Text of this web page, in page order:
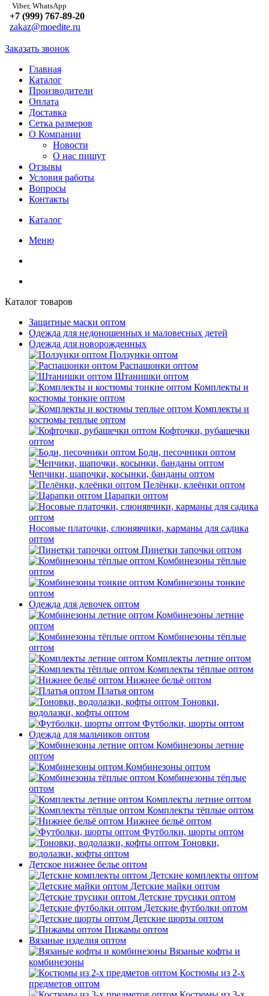
Viber, WhatsApp
+7 (999) 767-89-20
zakaz@moedite.ru
Заказать звонок
Главная
Каталог
Производители
Оплата
Доставка
Сетка размеров
О Компании
Новости
О нас пишут
Отзывы
Условия работы
Вопросы
Контакты
Каталог
Меню
Каталог товаров
Защитные маски оптом
Одежда для недоношенных и маловесных детей
Одежда для новорожденных
Ползунки оптом
Распашонки оптом
Штанишки оптом
Комплекты и
костюмы тонкие оптом
Комплекты и
костюмы теплые оптом
Кофточки, рубашечки
оптом
Боди, песочники оптом
Чепчики, шапочки, косынки, банданы оптом
Пелёнки, клеёнки оптом
Царапки оптом
Носовые платочки, слюнявчики, карманы для садика
оптом
Пинетки тапочки оптом
Комбинезоны тёплые
оптом
Комбинезоны тонкие
оптом
Одежда для девочек оптом
Комбинезоны летние
оптом
Комбинезоны тёплые
оптом
Комплекты летние оптом
Комплекты тёплые оптом
Нижнее бельё оптом
Платья оптом
Тоновки,
водолазки, кофты оптом
Футболки, шорты оптом
Одежда для мальчиков оптом
Комбинезоны летние
оптом
Комбинезоны оптом
Комбинезоны тёплые
оптом
Комплекты летние оптом
Комплекты тёплые оптом
Нижнее бельё оптом
Футболки, шорты оптом
Тоновки,
водолазки, кофты оптом
Детское нижнее белье оптом
Детские комплекты оптом
Детские майки оптом
Детские трусики оптом
Детские футболки оптом
Детские шорты оптом
Пижамы оптом
Вязаные изделия оптом
Вязаные кофты и
комбинезоны
Костюмы из 2-х
предметов оптом